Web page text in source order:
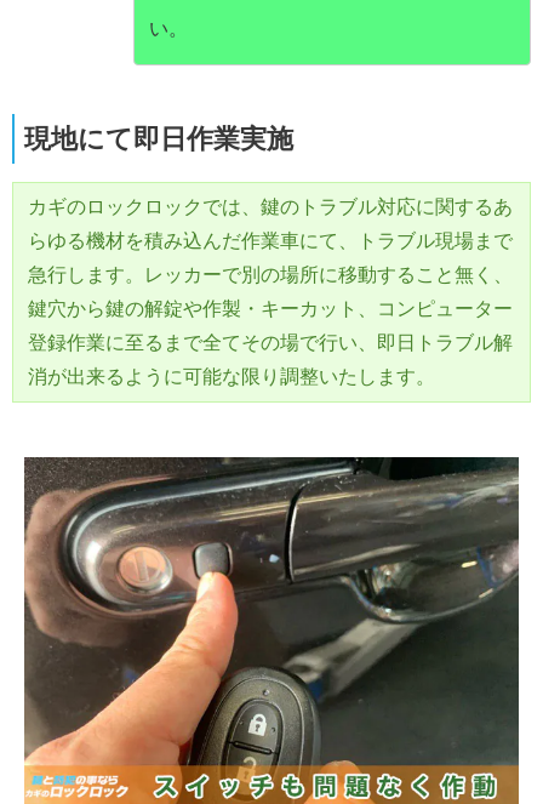
い。
現地にて即日作業実施
カギのロックロックでは、鍵のトラブル対応に関するあ
らゆる機材を積み込んだ作業車にて、トラブル現場まで
急行します。レッカーで別の場所に移動すること無く、
鍵穴から鍵の解錠や作製・キーカット、コンピューター
登録作業に至るまで全てその場で行い、即日トラブル解
消が出来るように可能な限り調整いたします。